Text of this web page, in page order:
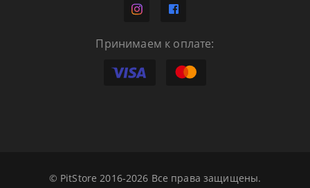
Принимаем к оплате:
© PitStore 2016-2026 Все права защищены.